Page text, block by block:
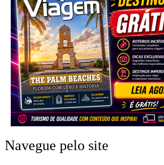
Navegue pelo site